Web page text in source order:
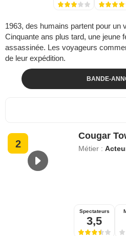
1963, des humains partent pour un
Cinquante ans plus tard, une jeune
assassinée. Les voyageurs
de leur expédition.
BANDE-
2
Cougar
Métier :
Spectateurs
3,5